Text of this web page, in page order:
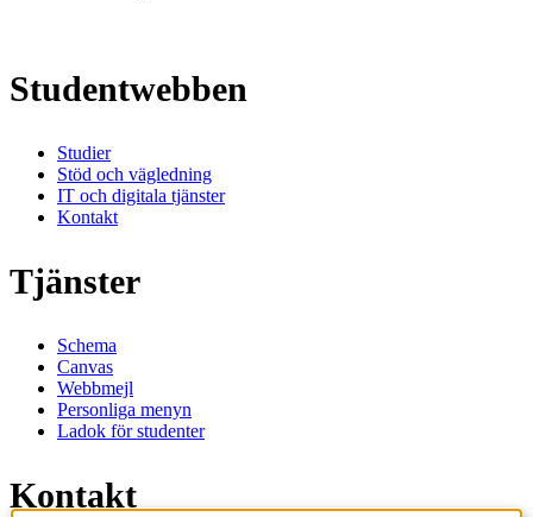
Studentwebben
Studier
Stöd och vägledning
IT och digitala tjänster
Kontakt
Tjänster
Schema
Canvas
Webbmejl
Personliga menyn
Ladok för studenter
Kontakt